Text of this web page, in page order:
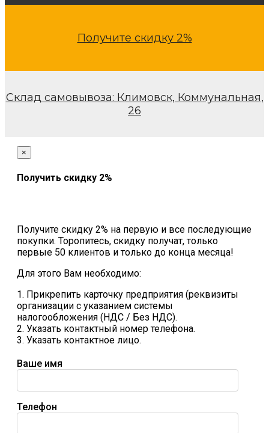
Получите скидку 2%
Склад самовывоза: Климовск, Коммунальная,
26
×
Получить скидку 2%
Получите скидку 2% на первую и все последующие
покупки. Торопитесь, скидку получат, только
первые 50 клиентов и только до конца месяца!
Для этого Вам необходимо:
1. Прикрепить карточку предприятия (реквизиты
организации с указанием системы
налогообложения (НДС / Без НДС).
2. Указать контактный номер телефона.
3. Указать контактное лицо.
Ваше имя
Телефон